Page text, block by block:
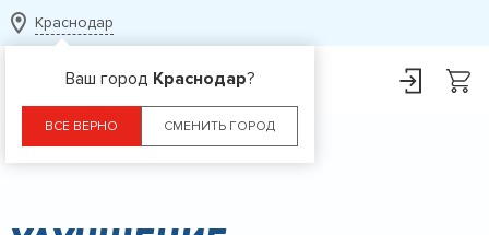
Краснодар
Ваш город Краснодар?
ВСЕ ВЕРНО СМЕНИТЬ ГОРОД